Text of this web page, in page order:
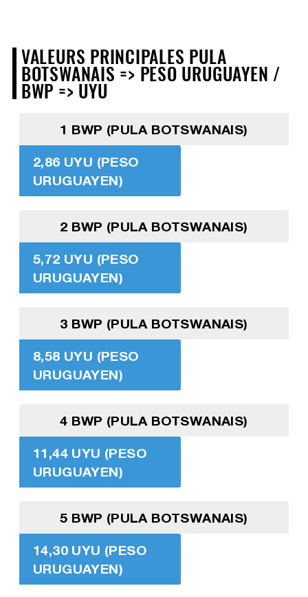
VALEURS PRINCIPALES PULA
BOTSWANAIS => PESO URUGUAYEN /
BWP => UYU
1 BWP (PULA BOTSWANAIS)
2,86 UYU (PESO
URUGUAYEN)
2 BWP (PULA BOTSWANAIS)
5,72 UYU (PESO
URUGUAYEN)
3 BWP (PULA BOTSWANAIS)
8,58 UYU (PESO
URUGUAYEN)
4 BWP (PULA BOTSWANAIS)
11,44 UYU (PESO
URUGUAYEN)
5 BWP (PULA BOTSWANAIS)
14,30 UYU (PESO
URUGUAYEN)